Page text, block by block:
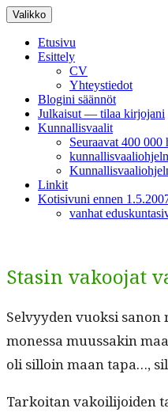
Siirry
sisältöön
Valikko
Etusivu
Esittely
CV
Yhteystiedot
Blogini säännöt
Julkaisut — tilaa kirjojani
Kunnallisvaalit
Seuraavat 400 000
Linkit
Kotisivuni ennen
vanhat
Stasin vakoojat
Selvyy­den vuok­si
mon­es­sa muus­sakin
oli sil­loin maan tapa…,
Tarkoi­tan vakoil­i­joiden